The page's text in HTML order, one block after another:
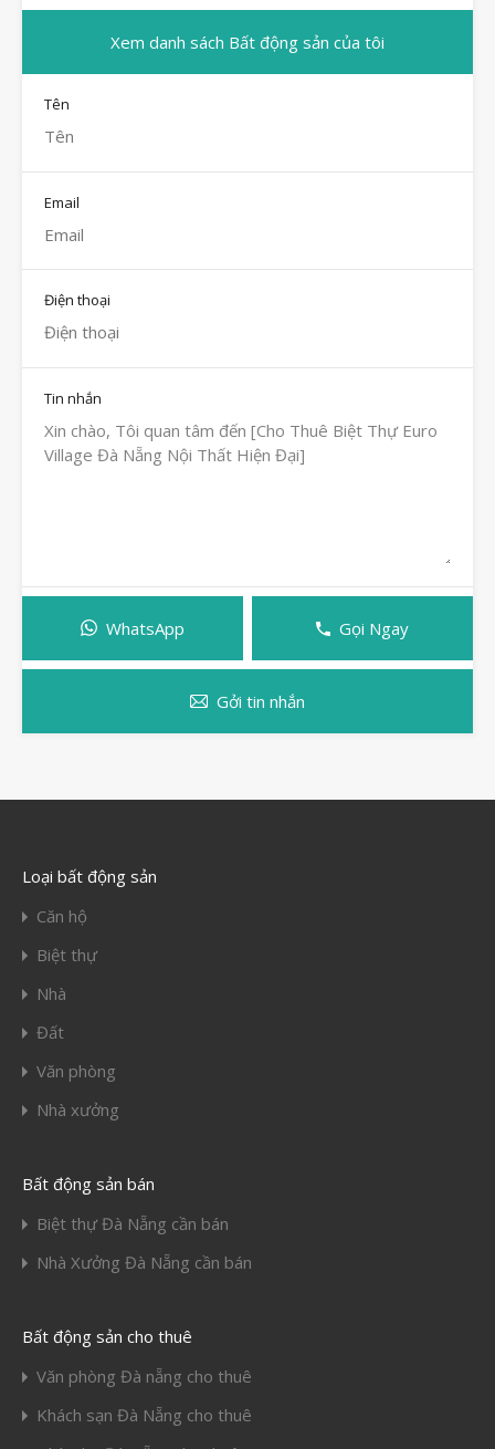
Xem danh sách Bất động sản của tôi
Tên
Email
Điện thoại
Tin nhắn
WhatsApp Gọi Ngay
Gởi tin nhắn
Loại bất động sản
Căn hộ
Biệt thự
Nhà
Đất
Văn phòng
Nhà xưởng
Bất động sản bán
Biệt thự Đà Nẵng cần bán
Nhà Xưởng Đà Nẵng cần bán
Bất động sản cho thuê
Văn phòng Đà nẵng cho thuê
Khách sạn Đà Nẵng cho thuê